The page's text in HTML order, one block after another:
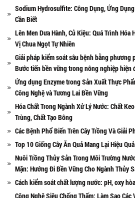
Sodium Hydrosulfite: Công Dụng, Ứng
Cần Biết
Lên Men Dưa Hành, Củ Kiệu: Quá Trình Hóa
Vị Chua Ngọt Tự Nhiên
Giải pháp kiểm soát sâu bệnh bằng phương
Bước tiến bền vững trong nông nghiệp hiện
Ứng dụng Enzyme trong Sản Xuất Thực
Công Nghệ và Tương Lai Bền Vững
Hóa Chất Trong Ngành Xử Lý Nước: Chất
Trùng, Chất Tạo Bông
Các Bệnh Phổ Biến Trên Cây Trồng Và Giải
Top 10 Giống Cây Ăn Quả Mang Lại Hiệu
Nuôi Trồng Thủy Sản Trong Môi Trường
Mặn: Hướng Đi Bền Vững Cho Ngành Thủy
Cách kiểm soát chất lượng nước: pH, oxy
Công Nghệ Siêu Chống Thấm: Làm Sao Các